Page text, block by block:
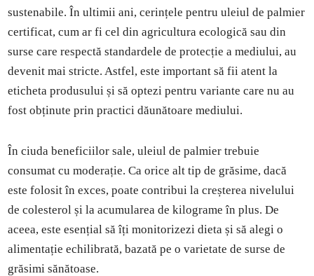
sustenabile. În ultimii ani, cerințele pentru uleiul de palmier
certificat, cum ar fi cel din agricultura ecologică sau din
surse care respectă standardele de protecție a mediului, au
devenit mai stricte. Astfel, este important să fii atent la
eticheta produsului și să optezi pentru variante care nu au
fost obținute prin practici dăunătoare mediului.
În ciuda beneficiilor sale, uleiul de palmier trebuie
consumat cu moderație. Ca orice alt tip de grăsime, dacă
este folosit în exces, poate contribui la creșterea nivelului
de colesterol și la acumularea de kilograme în plus. De
aceea, este esențial să îți monitorizezi dieta și să alegi o
alimentație echilibrată, bazată pe o varietate de surse de
grăsimi sănătoase.